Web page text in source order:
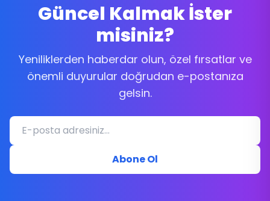
Güncel Kalmak İster
misiniz?
Yeniliklerden haberdar olun, özel fırsatlar ve
önemli duyurular doğrudan e-postanıza
gelsin.
Abone Ol